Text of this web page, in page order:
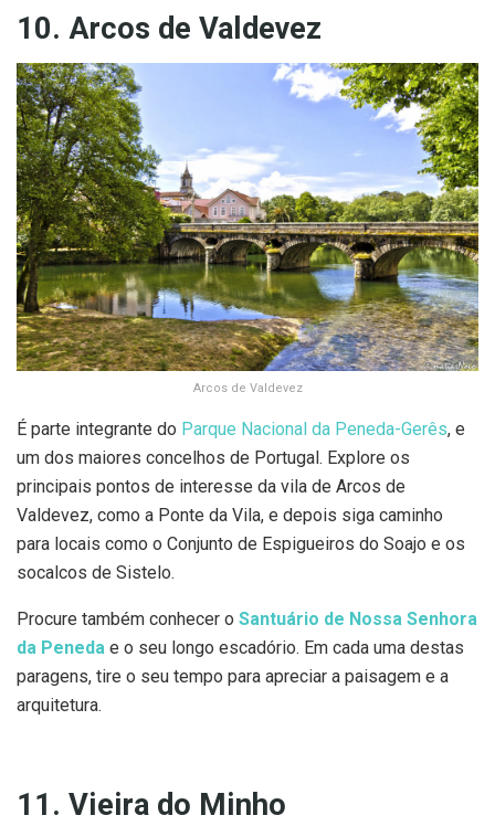
10. Arcos de Valdevez
Arcos de Valdevez
É parte integrante do Parque Nacional da Peneda-Gerês, e
um dos maiores concelhos de Portugal. Explore os
principais pontos de interesse da vila de Arcos de
Valdevez, como a Ponte da Vila, e depois siga caminho
para locais como o Conjunto de Espigueiros do Soajo e os
socalcos de Sistelo.
Procure também conhecer o Santuário de Nossa Senhora
da Peneda e o seu longo escadório. Em cada uma destas
paragens, tire o seu tempo para apreciar a paisagem e a
arquitetura.
11. Vieira do Minho